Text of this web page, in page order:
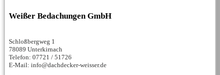
Weißer Bedachungen GmbH
Schloßbergweg 1
78089 Unterkirnach
Telefon: 07721 / 51726
E-Mail: info@dachdecker-weisser.de